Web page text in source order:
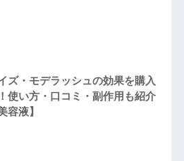
ズ・モデラッシュの効果を購入
使い方・口コミ・副作用も紹介
容液】